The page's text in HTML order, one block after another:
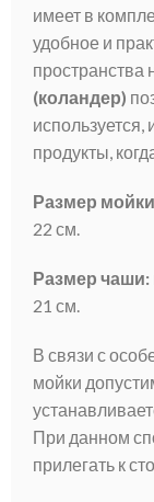
имеет в
удобное и
пространства
(коландер)
используется,
продукты,
Размер
22 см.
Размер чаши:
21 см.
В связи с
мойки
При данном
прилегать к